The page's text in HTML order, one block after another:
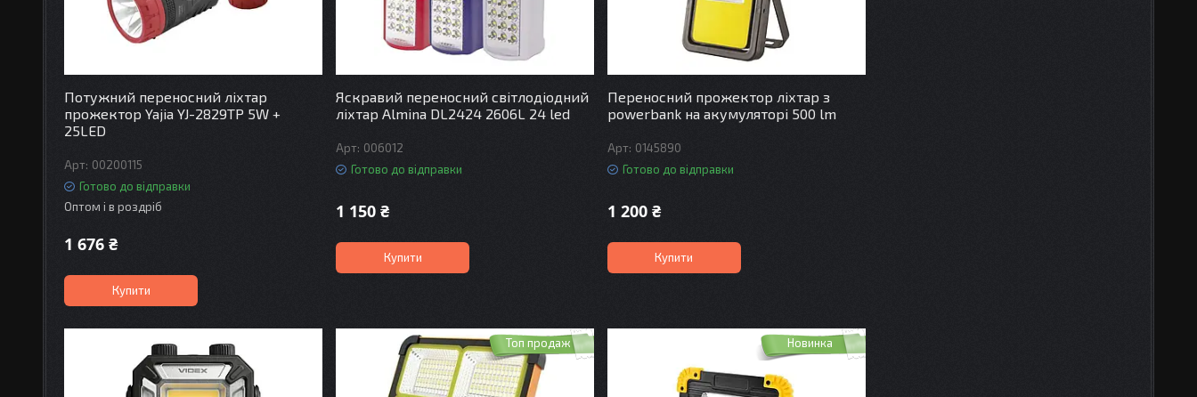
Потужний переносний ліхтар
прожектор Yajia YJ-2829TP 5W +
25LED
00200115
Готово до відправки
Оптом і в роздріб
1 676 ₴
Купити
Яскравий переносний світлодіодний
ліхтар Almina DL2424 2606L 24 led
006012
Готово до відправки
1 150 ₴
Купити
Переносний прожектор ліхтар з
powerbank на акумуляторі 500 lm
0145890
Готово до відправки
1 200 ₴
Купити
Топ продаж Новинка